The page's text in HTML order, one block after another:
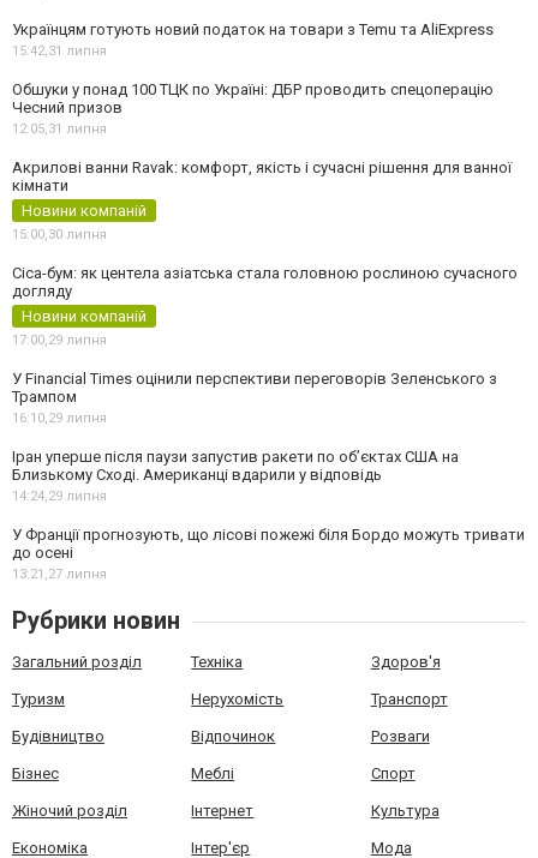
Українцям готують новий податок на товари з Temu та AliExpress
15:42,31 липня
Обшуки у понад 100 ТЦК по Україні: ДБР проводить спецоперацію
Чесний призов
12:05,31 липня
Акрилові ванни Ravak: комфорт, якість і сучасні рішення для ванної
кімнати
Новини компаній
15:00,30 липня
Cica-бум: як центела азіатська стала головною рослиною сучасного
догляду
Новини компаній
17:00,29 липня
У Financial Times оцінили перспективи переговорів Зеленського з
Трампом
16:10,29 липня
Іран уперше після паузи запустив ракети по обʼєктах США на
Близькому Сході. Американці вдарили у відповідь
14:24,29 липня
У Франції прогнозують, що лісові пожежі біля Бордо можуть тривати
до осені
13:21,27 липня
Рубрики новин
Загальний розділ Техніка Здоров'я
Туризм Нерухомість Транспорт
Будівництво Відпочинок Розваги
Бізнес Меблі Спорт
Жіночий розділ Інтернет Культура
Економіка Інтер'єр Мода